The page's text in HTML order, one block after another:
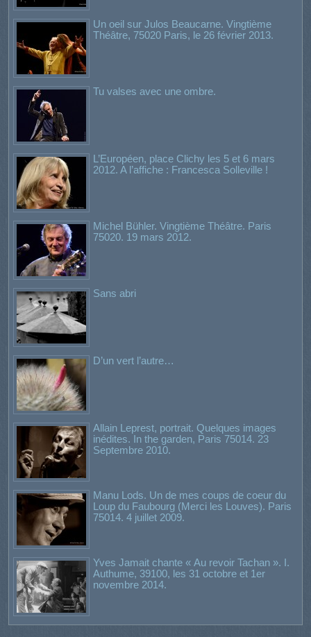
Un oeil sur Julos Beaucarne. Vingtième
Théâtre, 75020 Paris, le 26 février 2013.
Tu valses avec une ombre.
L’Européen, place Clichy les 5 et 6 mars
2012. A l’affiche : Francesca Solleville !
Michel Bühler. Vingtième Théâtre. Paris
75020. 19 mars 2012.
Sans abri
D’un vert l’autre…
Allain Leprest, portrait. Quelques images
inédites. In the garden, Paris 75014. 23
Septembre 2010.
Manu Lods. Un de mes coups de coeur du
Loup du Faubourg (Merci les Louves). Paris
75014. 4 juillet 2009.
Yves Jamait chante « Au revoir Tachan ». I.
Authume, 39100, les 31 octobre et 1er
novembre 2014.